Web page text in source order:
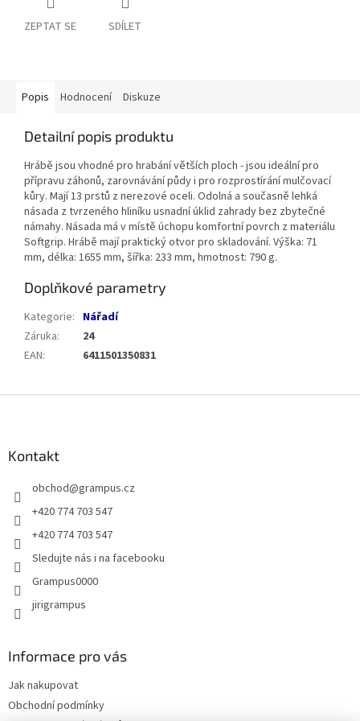
ZEPTAT SE SDÍLET
Popis Hodnocení Diskuze
Detailní popis produktu
Hrábě jsou vhodné pro hrabání větších ploch - jsou ideální pro
přípravu záhonů, zarovnávání půdy i pro rozprostírání mulčovací
kůry. Mají 13 prstů z nerezové oceli. Odolná a současně lehká
násada z tvrzeného hliníku usnadní úklid zahrady bez zbytečné
námahy. Násada má v místě úchopu komfortní povrch z materiálu
Softgrip. Hrábě mají praktický otvor pro skladování. Výška: 71
mm, délka: 1655 mm, šířka: 233 mm, hmotnost: 790 g.
Doplňkové parametry
Kategorie: Nářadí
Záruka:
24
EAN: 6411501350831
Kontakt
obchod@grampus.cz
+420 774 703 547
+420 774 703 547
Sledujte nás i na facebooku
Grampus0000
jirigrampus
Informace pro vás
Jak nakupovat
Obchodní podmínky